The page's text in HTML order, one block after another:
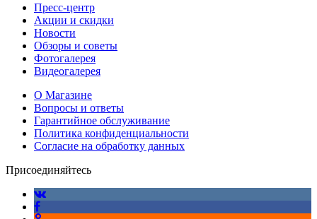
Пресс-центр
Акции и скидки
Новости
Обзоры и советы
Фотогалерея
Видеогалерея
О Магазине
Вопросы и ответы
Гарантийное обслуживание
Политика конфиденциальности
Согласие на обработку данных
Присоединяйтесь